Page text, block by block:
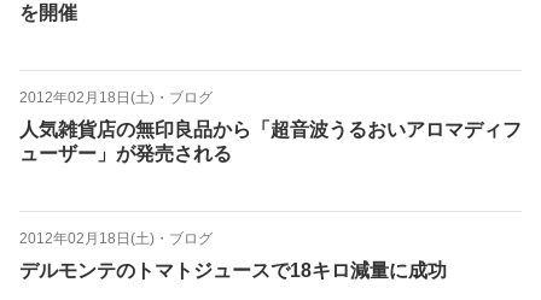
を開催
2012年02月18日(土) ・ ブログ
人気雑貨店の無印良品から「超音波うるおいアロマディフ
ューザー」が発売される
2012年02月18日(土) ・ ブログ
デルモンテのトマトジュースで18キロ減量に成功